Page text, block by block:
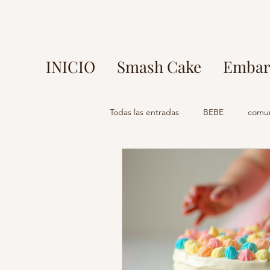
INICIO Smash Cake
Todas las entradas BEBE
mi comunion madrid
fotografo madrid estudio